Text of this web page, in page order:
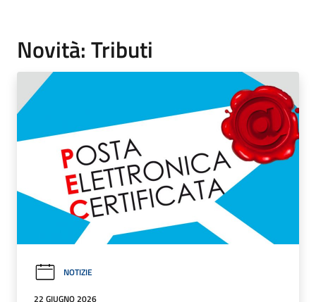
Novità: Tributi
NOTIZIE
22 GIUGNO 2026